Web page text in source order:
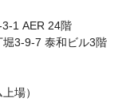
1 AER 24階
3-9-7 泰和ビル3階
場）